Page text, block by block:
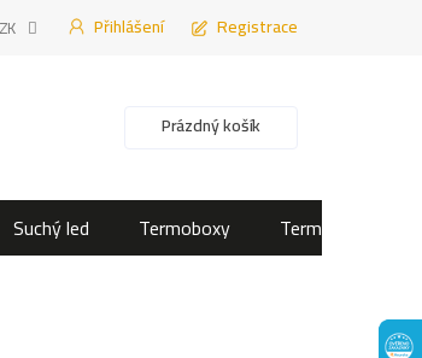
Přihlášení Registrace
Nákupní košík
Prázdný košík
Suchý led Termoboxy Termotašky